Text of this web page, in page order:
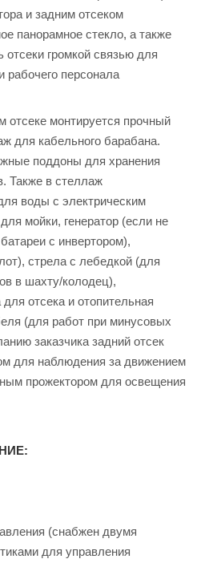
и задним отсеком
панорамное стекло, а также
отсеки громкой связью для
рабочего персонала
отсеке монтируется прочный
для кабельного барабана.
поддоны для хранения
Также в стеллаж
воды с электрическим
мойки, генератор (если не
с инвертором),
стрела с лебедкой (для
в шахту/колодец),
отсека и отопительная
(для работ при минусовых
заказчика задний отсек
для наблюдения за движением
прожектором для освещения
(снабжен двумя
для управления